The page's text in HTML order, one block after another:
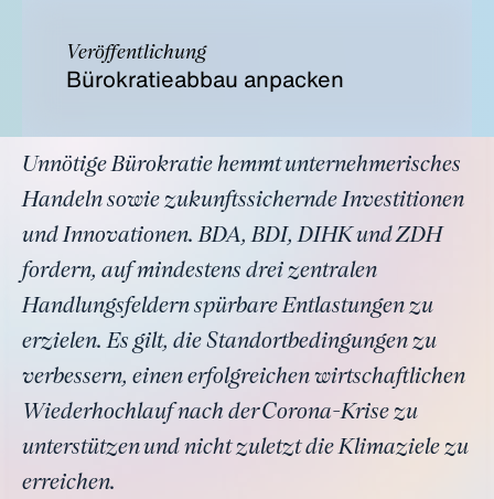
Veröffentlichung
Bürokratieabbau anpacken
Unnötige Bürokratie hemmt unternehmerisches
Handeln sowie zukunftssichernde Investitionen
und Innovationen. BDA, BDI, DIHK und ZDH
fordern, auf mindestens drei zentralen
Handlungsfeldern spürbare Entlastungen zu
erzielen. Es gilt, die Standortbedingungen zu
verbessern, einen erfolgreichen wirtschaftlichen
Wiederhochlauf nach der Corona-Krise zu
unterstützen und nicht zuletzt die Klimaziele zu
erreichen.